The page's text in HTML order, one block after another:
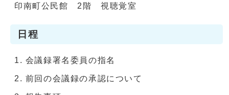
印南町公民館 2階 視聴覚室
日程
会議録署名委員の指名
前回の会議録の承認について